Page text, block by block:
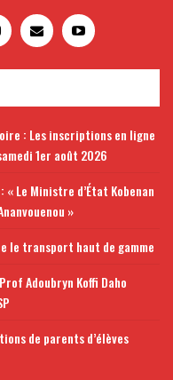
: Les inscriptions en ligne
1er août 2026
« Le Ministre d’État Kobenan
»
le transport haut de gamme
Adoubryn Koffi Daho
de parents d’élèves